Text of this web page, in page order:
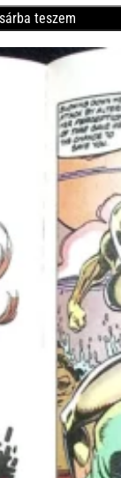
teszem